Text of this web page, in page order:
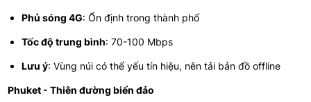
Phủ sóng 4G: Ổn định trong thành phố
Tốc độ trung bình: 70-100 Mbps
Lưu ý: Vùng núi có thể yếu tín hiệu, nên tải bản đồ offline
Phuket - Thiên đường biển đảo